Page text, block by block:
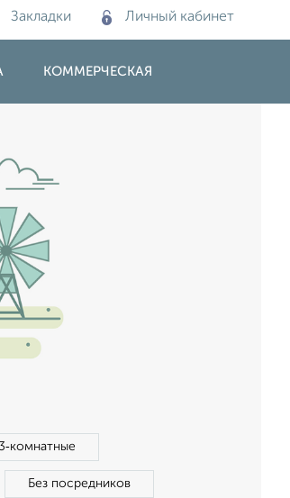
Закладки Личный кабинет
КОММЕРЧЕСКАЯ
Без посредников